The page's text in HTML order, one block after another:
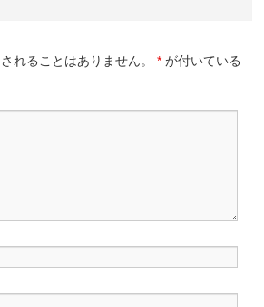
れることはありません。 * が付いている